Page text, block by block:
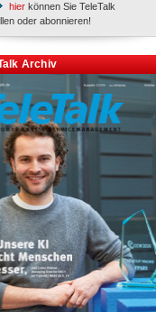
hier können Sie TeleTalk
oder abonnieren!
Archiv